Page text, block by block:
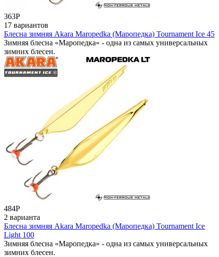
363Р
17 вариантов
Блесна зимняя Akara Maropedka (Маропедка) Tournament Ice 45
Зимняя блесна «Маропедка» - одна из самых универсальных
зимних блесен.
484Р
2 варианта
Блесна зимняя Akara Maropedka (Маропедка) Tournament Ice
Light 100
Зимняя блесна «Маропедка» - одна из самых универсальных
зимних блесен.